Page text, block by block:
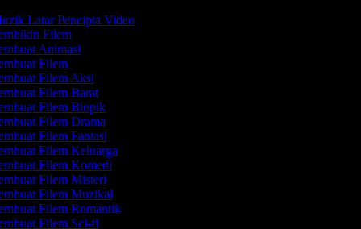
Latar Pencipta Video
Filem
Animasi
Filem
Filem Aksi
Filem Barat
Filem Biopik
Filem Drama
Filem Fantasi
Filem Keluarga
Filem Komedi
Filem Misteri
Filem Muzikal
Filem Romantik
Filem Sci-fi